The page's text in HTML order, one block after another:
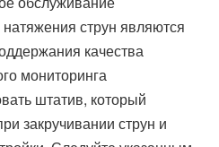
струн являются
качества
мониторинга
штатив, который
закручивании струн и